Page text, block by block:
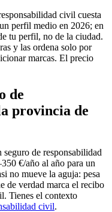
civil cuesta
perfil medio en 2026; en
tu perfil, no de la ciudad.
y las ordena solo por
marcas. El precio
de
provincia de
de responsabilidad
€/año al año para un
no mueve la aguja: pesa
de verdad marca el recibo
Tienes el contexto
civil.